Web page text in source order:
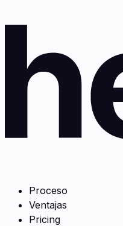
Proceso
Ventajas
Pricing